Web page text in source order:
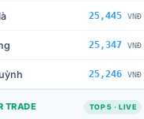
25,445 VNĐ
25,347 VNĐ
25,246 VNĐ
TRADE TOP 5 · LIVE